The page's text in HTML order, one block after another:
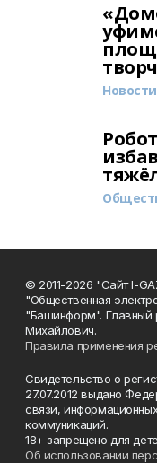
Новости
© 2011-2026 "Сайт I-
"Общественная
"Башинформ". Главный
Михайлович.
Правила применения
Свидетельство о
27.07.2012 выдано
связи,
коммуникаций.
18+ запрещено для
Об использовании